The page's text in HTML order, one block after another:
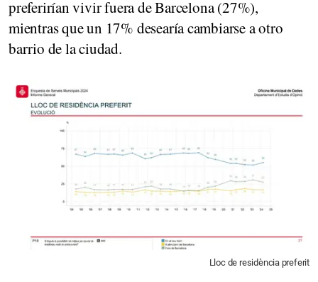
preferirían vivir fuera de Barcelona (27%),
mientras que un 17% desearía cambiarse a otro
barrio de la ciudad.
Lloc de residència preferit